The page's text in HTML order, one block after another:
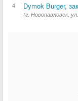
4 Dymok Burger,
(г. Новопавловск,